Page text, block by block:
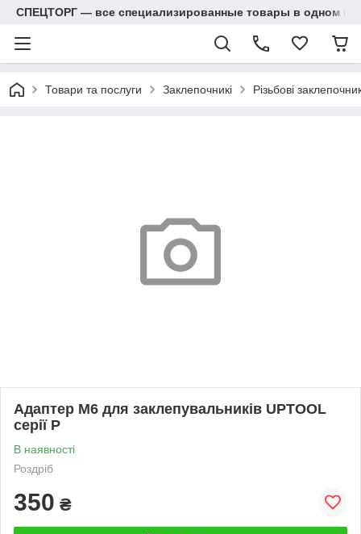
СПЕЦТОРГ — все специализированные товары в одном
Товари та послуги Заклепочникі Різьбові
Адаптер М6 для заклепувальників UPTOOL
серії P
В наявності
Роздріб
350 ₴